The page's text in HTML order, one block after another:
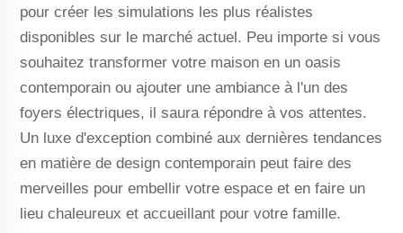
pour créer les simulations les plus réalistes
disponibles sur le marché actuel. Peu importe si vous
souhaitez transformer votre maison en un oasis
contemporain ou ajouter une ambiance à l'un des
foyers électriques, il saura répondre à vos attentes.
Un luxe d'exception combiné aux dernières tendances
en matière de design contemporain peut faire des
merveilles pour embellir votre espace et en faire un
lieu chaleureux et accueillant pour votre famille.